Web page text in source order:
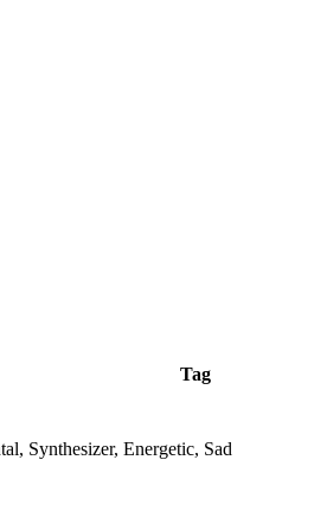
Tag
Synthesizer, Energetic, Sad